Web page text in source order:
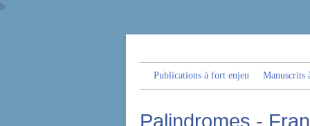
b
Publications à fort enjeu Manuscrits
Palindromes -